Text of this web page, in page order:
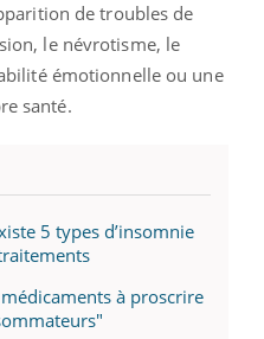
de troubles de
le névrotisme, le
émotionnelle ou une
santé.
5 types d’insomnie
à proscrire